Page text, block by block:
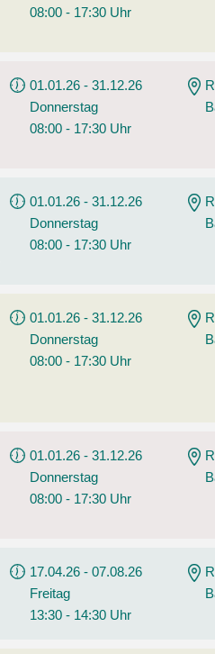
08:00 - 17:30 Uhr
01.01.26 - 31.12.26
Donnerstag
08:00 - 17:30 Uhr
01.01.26 - 31.12.26
Donnerstag
08:00 - 17:30 Uhr
01.01.26 - 31.12.26
Donnerstag
08:00 - 17:30 Uhr
01.01.26 - 31.12.26
Donnerstag
08:00 - 17:30 Uhr
17.04.26 - 07.08.26
Freitag
13:30 - 14:30 Uhr